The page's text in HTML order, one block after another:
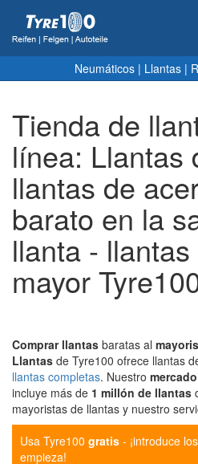
Neumáticos | Llantas |
Tienda de
línea: Llantas
llantas de
barato en la
llanta -
mayor
Comprar llantas baratas al
Llantas de Tyre100 ofrece llantas
llantas completas. Nuestro
incluye más de 1 millón de llantas
mayoristas de llantas y nuestro
Usa Tyre100 gratis - ¡introduce
empieza!